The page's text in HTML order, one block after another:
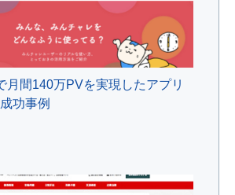
月間140万PVを実現したアプリ
功事例